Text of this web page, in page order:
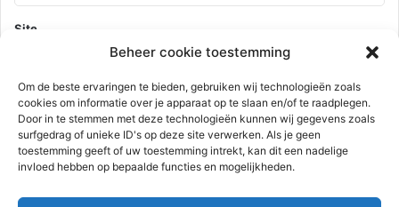
Beheer cookie toestemming
Om de beste ervaringen te bieden, gebruiken wij technologieën zoals
cookies om informatie over je apparaat op te slaan en/of te raadplegen.
Door in te stemmen met deze technologieën kunnen wij gegevens zoals
surfgedrag of unieke ID's op deze site verwerken. Als je geen
toestemming geeft of uw toestemming intrekt, kan dit een nadelige
invloed hebben op bepaalde functies en mogelijkheden.
Site
Mijn naam, e-mail en site opslaan in deze browser voor de
volgende keer wanneer ik een reactie plaats.